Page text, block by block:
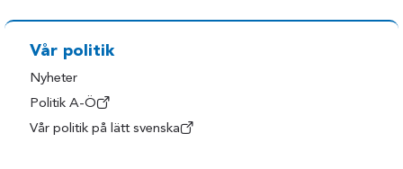
Vår politik
Nyheter
Politik A-Ö
Vår politik på lätt svenska